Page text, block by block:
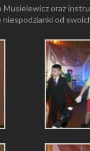
Musielewicz oraz
od